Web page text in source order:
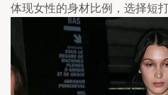
体现女性的身材比例，选择短